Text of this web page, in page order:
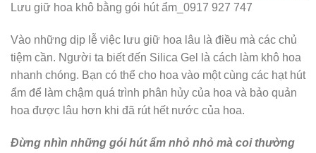
Lưu giữ hoa khô bằng gói hút ẩm_0917 927 747
Vào những dịp lễ việc lưu giữ hoa lâu là điều mà các chủ
tiệm cần. Người ta biết đến Silica Gel là cách làm khô hoa
nhanh chóng. Bạn có thể cho hoa vào một cùng các hạt hút
ẩm để làm chậm quá trình phân hủy của hoa và bảo quản
hoa được lâu hơn khi đã rút hết nước của hoa.
Đừng nhìn những gói hút ẩm nhỏ nhỏ mà coi thường